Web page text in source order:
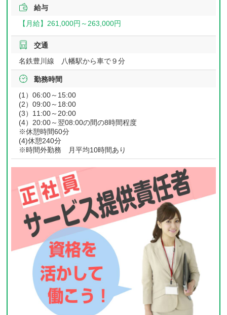
給与
【月給】 261,000円～ 263,000円
交通
名鉄豊川線 八幡駅から車で９分
勤務時間
(1）06:00～15:00
(2）09:00～18:00
(3）11:00～20:00
(4）20:00～翌08:00の間の8時間程度
※休憩時間60分
(4)休憩240分
※時間外勤務 月平均10時間あり